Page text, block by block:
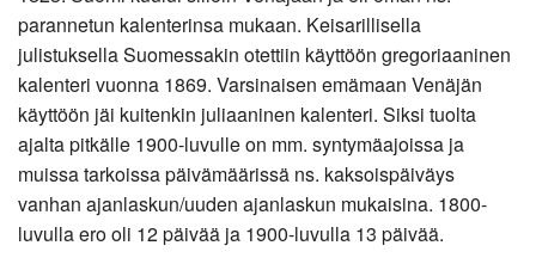
parannetun kalenterinsa mukaan. Keisarillisella
julistuksella Suomessakin otettiin käyttöön gregoriaaninen
kalenteri vuonna 1869. Varsinaisen emämaan Venäjän
käyttöön jäi kuitenkin juliaaninen kalenteri. Siksi tuolta
ajalta pitkälle 1900-luvulle on mm. syntymäajoissa ja
muissa tarkoissa päivämäärissä ns. kaksoispäiväys
vanhan ajanlaskun/uuden ajanlaskun mukaisina. 1800-
luvulla ero oli 12 päivää ja 1900-luvulla 13 päivää.